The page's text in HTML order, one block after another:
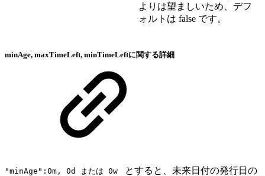
よりは望ましいため、デフ
ォルトは false です。
minAge, maxTimeLeft, minTimeLeftに関する詳細
"minAge":0m, 0d または 0w
とすると、未来日付の発行日の